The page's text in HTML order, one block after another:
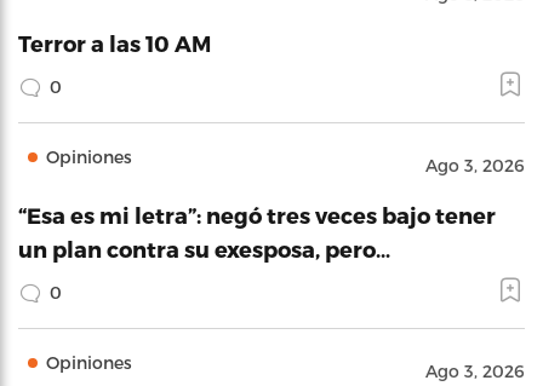
Terror a las 10 AM
0
Opiniones Ago 3, 2026
“Esa es mi letra”: negó tres veces bajo tener
un plan contra su exesposa, pero…
0
Opiniones Ago 3, 2026